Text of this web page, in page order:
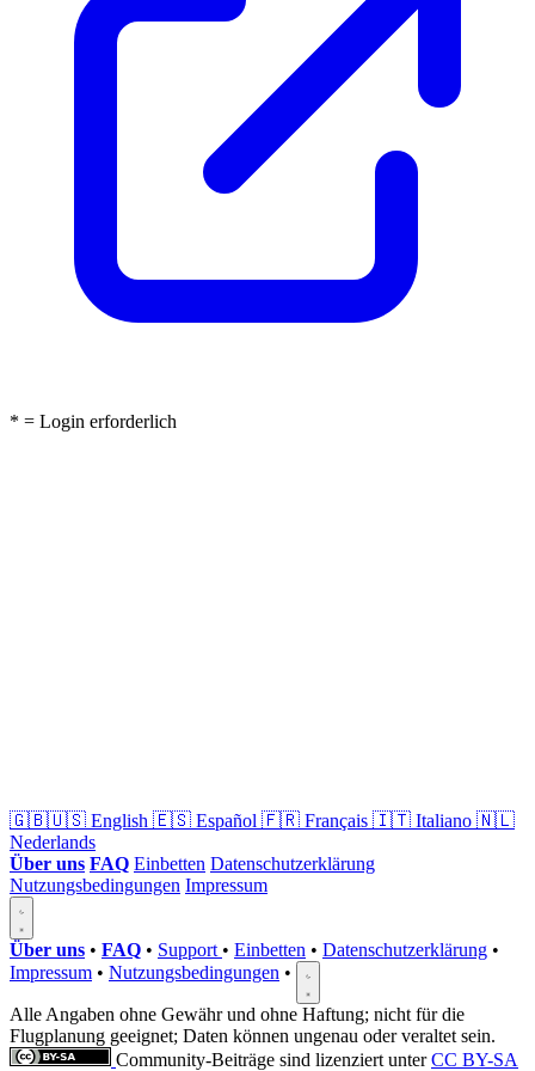
* = Login erforderlich
🇬🇧🇺🇸 English 🇪🇸 Español 🇫🇷 Français 🇮🇹 Italiano 🇳🇱
Nederlands
Über uns FAQ Einbetten Datenschutzerklärung
Nutzungsbedingungen Impressum
Über uns • FAQ • Support • Einbetten • Datenschutzerklärung •
Impressum • Nutzungsbedingungen •
Alle Angaben ohne Gewähr und ohne Haftung; nicht für die
Flugplanung geeignet; Daten können ungenau oder veraltet sein.
Community-Beiträge sind lizenziert unterCC BY-SA